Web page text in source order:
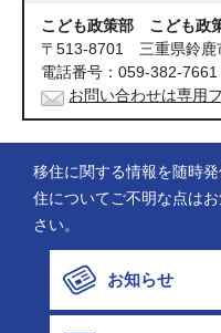
こども政策部 こども政
〒513-8701 三重県鈴鹿
電話番号：059-382-
お問い合わせは専用
移住に関する情報を随時
住についてご不明な点は
さい。
お知らせ